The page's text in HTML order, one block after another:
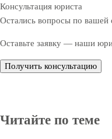
Консультация юриста
Остались вопросы по вашей
Оставьте заявку — наши
Получить консультацию
Читайте по теме